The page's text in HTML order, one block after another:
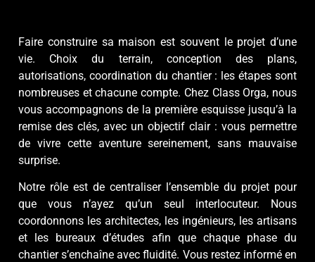
Faire construire sa maison est souvent le projet d’une
vie. Choix du terrain, conception des plans,
autorisations, coordination du chantier : les étapes sont
nombreuses et chacune compte. Chez Class Orga, nous
vous accompagnons de la première esquisse jusqu’à la
remise des clés, avec un objectif clair : vous permettre
de vivre cette aventure sereinement, sans mauvaise
surprise.
Notre rôle est de centraliser l’ensemble du projet pour
que vous n’ayez qu’un seul interlocuteur. Nous
coordonnons les architectes, les ingénieurs, les artisans
et les bureaux d’études afin que chaque phase du
chantier s’enchaîne avec fluidité. Vous restez informé en